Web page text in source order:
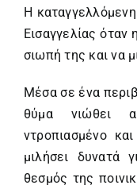
Η
Εισαγγελίας όταν
σιωπή της και να
Μέσα σε ένα
θύμα νιώθει
ντροπιασμένο
μιλήσει δυνατά
θεσμός της